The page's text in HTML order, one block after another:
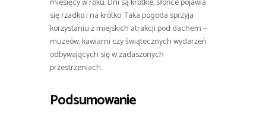
się rzadko i na krótko. Taka pogoda sprzyja
korzystaniu z miejskich atrakcji pod dachem —
muzeów, kawiarni czy świątecznych wydarzeń
odbywających się w zadaszonych
przestrzeniach.
Podsumowanie